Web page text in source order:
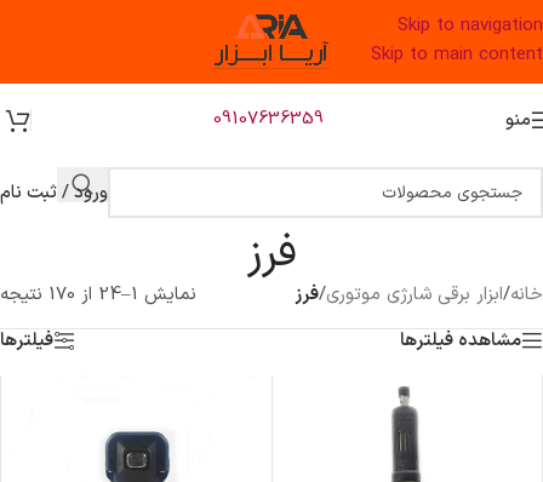
Skip to navigation
Skip to main content
منو 09107636359
ورود / ثبت نام
فرز
خانه/ابزار برقی شارژی موتوری/فرز
نمایش 1–24 از 170 نتیجه
مشاهده فیلترها
فیلترها